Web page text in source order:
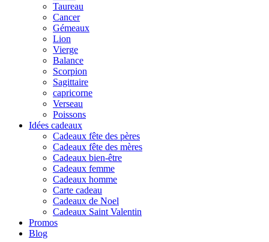
Taureau
Cancer
Gémeaux
Lion
Vierge
Balance
Scorpion
Sagittaire
capricorne
Verseau
Poissons
Idées cadeaux
Cadeaux fête des pères
Cadeaux fête des mères
Cadeaux bien-être
Cadeaux femme
Cadeaux homme
Carte cadeau
Cadeaux de Noel
Cadeaux Saint Valentin
Promos
Blog